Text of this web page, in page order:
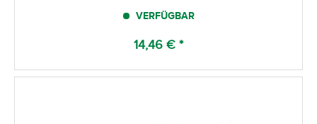
VERFÜGBAR
14,46 € *